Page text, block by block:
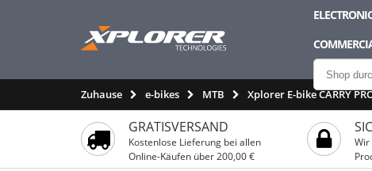
Zuhause e-bikes MTB Xplorer E-bike CARRY
GRATISVERSAND
Kostenlose Lieferung bei allen
Online-Käufen über 200,00 €
Wir